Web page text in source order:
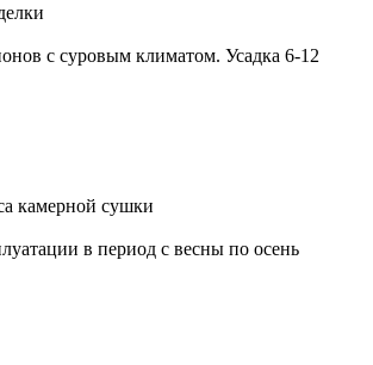
с суровым климатом. Усадка 6-12
камерной сушки
в период с весны по осень